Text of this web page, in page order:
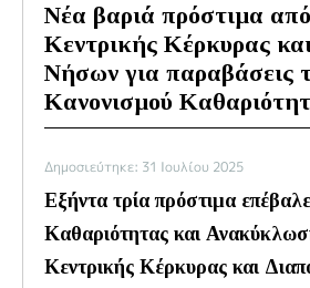
Νέα βαριά πρόστιμα
Κεντρικής Κέρκυρας
Νήσων για παραβάσεις
Κανονισμού
Δημοσιεύτηκε: 31 Ιουλίου 2025
Εξήντα τρία πρόστιμα
Καθαριότητας και
Κεντρικής Κέρκυρας και